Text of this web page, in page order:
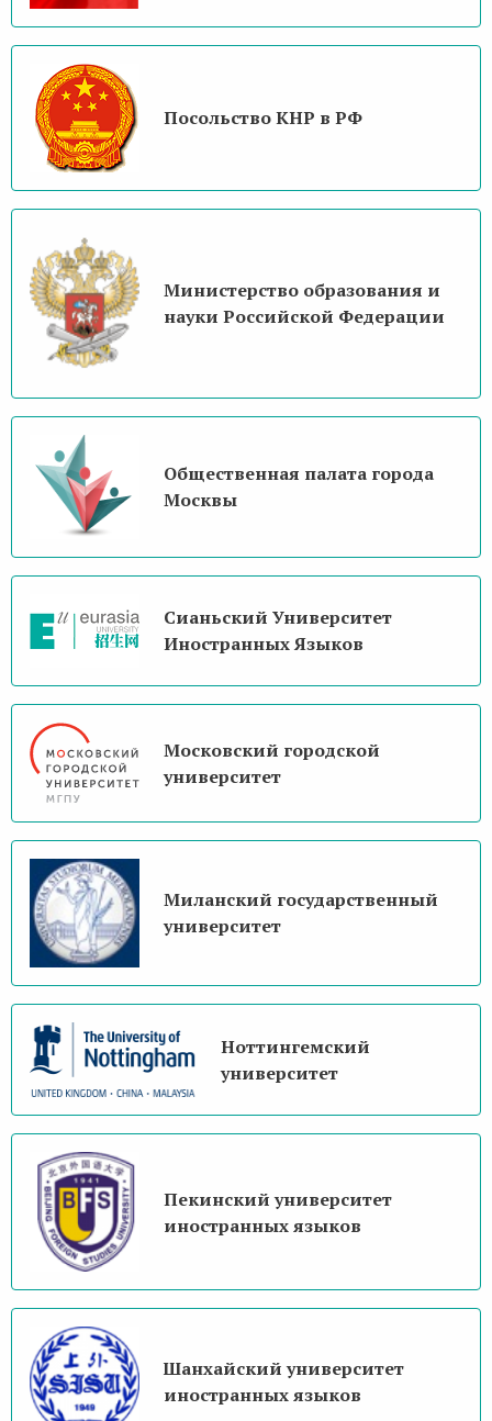
Посольство КНР в РФ
Министерство образования и
науки Российской Федерации
Общественная палата города
Москвы
Сианьский Университет
Иностранных Языков
Московский городской
университет
Миланский государственный
университет
Ноттингемский
университет
Пекинский университет
иностранных языков
Шанхайский университет
иностранных языков